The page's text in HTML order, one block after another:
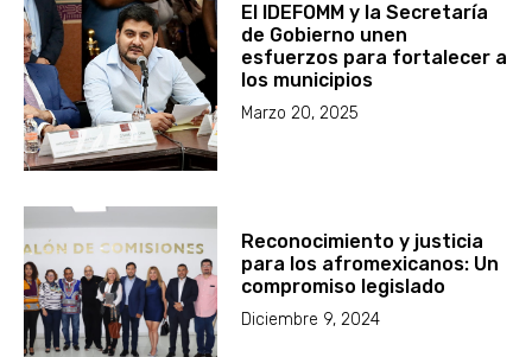
El IDEFOMM y la Secretaría
de Gobierno unen
esfuerzos para fortalecer a
los municipios
Marzo 20, 2025
Reconocimiento y justicia
para los afromexicanos: Un
compromiso legislado
Diciembre 9, 2024